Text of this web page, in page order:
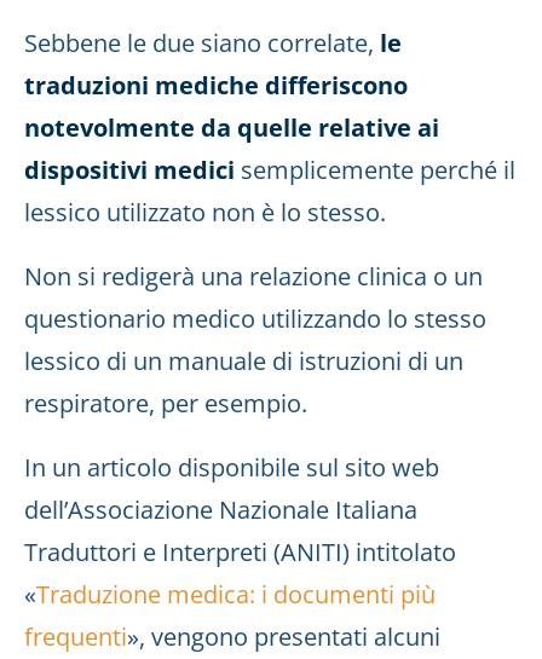
Sebbene le due siano correlate, le
traduzioni mediche differiscono
notevolmente da quelle relative ai
dispositivi medici semplicemente perché il
lessico utilizzato non è lo stesso.
Non si redigerà una relazione clinica o un
questionario medico utilizzando lo stesso
lessico di un manuale di istruzioni di un
respiratore, per esempio.
In un articolo disponibile sul sito web
dell’Associazione Nazionale Italiana
Traduttori e Interpreti (ANITI) intitolato
«Traduzione medica: i documenti più
frequenti», vengono presentati alcuni